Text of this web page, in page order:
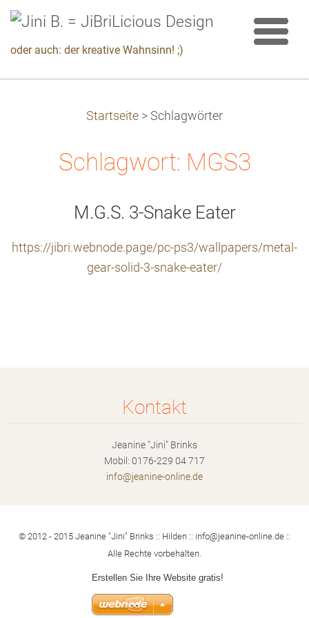
oder auch: der kreative Wahnsinn! ;)
Startseite > Schlagwörter
Schlagwort: MGS3
M.G.S. 3-Snake Eater
https://jibri.webnode.page/pc-ps3/wallpapers/metal-
gear-solid-3-snake-eater/
Kontakt
Jeanine "Jini" Brinks
Mobil: 0176-229 04 717
info@jeanine-onl ine.de
© 2012 - 2015 Jeanine "Jini" Brinks :: Hilden :: info@jeanine-online.de ::
Alle Rechte vorbehalten.
Erstellen Sie Ihre Website gratis!